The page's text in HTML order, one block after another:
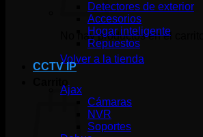
No hay productos en el carrito.
Volver a la tienda
Detectores de exterior
Accesorios
Hogar inteligente
Repuestos
CCTV IP
Ajax
Cámaras
NVR
Soportes